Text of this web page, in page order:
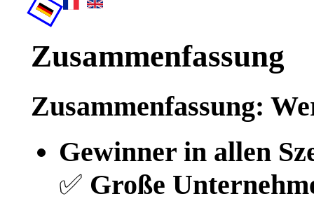
Zusammenfassung
Zusammenfassung:
Gewinner in allen
✅ Große